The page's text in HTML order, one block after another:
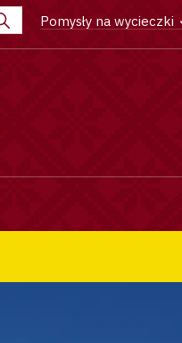
Pomysły na wycieczki